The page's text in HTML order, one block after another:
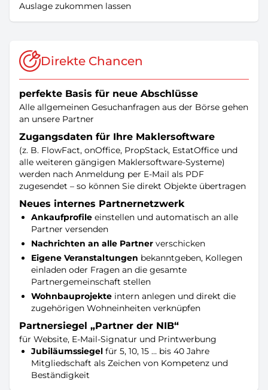
Auslage zukommen lassen
Direkte Chancen
perfekte Basis für neue Abschlüsse
Alle allgemeinen Gesuchanfragen aus der Börse gehen
an unsere Partner
Zugangsdaten für Ihre Maklersoftware
(z. B. FlowFact, onOffice, PropStack, EstatOffice und
alle weiteren gängigen Maklersoftware-Systeme)
werden nach Anmeldung per E-Mail als PDF
zugesendet – so können Sie direkt Objekte übertragen
Neues internes Partnernetzwerk
Ankaufprofile einstellen und automatisch an alle
Partner versenden
Nachrichten an alle Partner verschicken
Eigene Veranstaltungen bekanntgeben, Kollegen
einladen oder Fragen an die gesamte
Partnergemeinschaft stellen
Wohnbauprojekte intern anlegen und direkt die
zugehörigen Wohneinheiten verknüpfen
Partnersiegel „Partner der NIB“
für Website, E-Mail-Signatur und Printwerbung
Jubiläumssiegel für 5, 10, 15 … bis 40 Jahre
Mitgliedschaft als Zeichen von Kompetenz und
Beständigkeit